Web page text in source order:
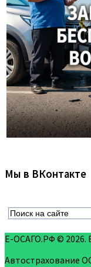
Мы в ВКонтакте
Е-ОСАГО.РФ © 2026.
Автострахование